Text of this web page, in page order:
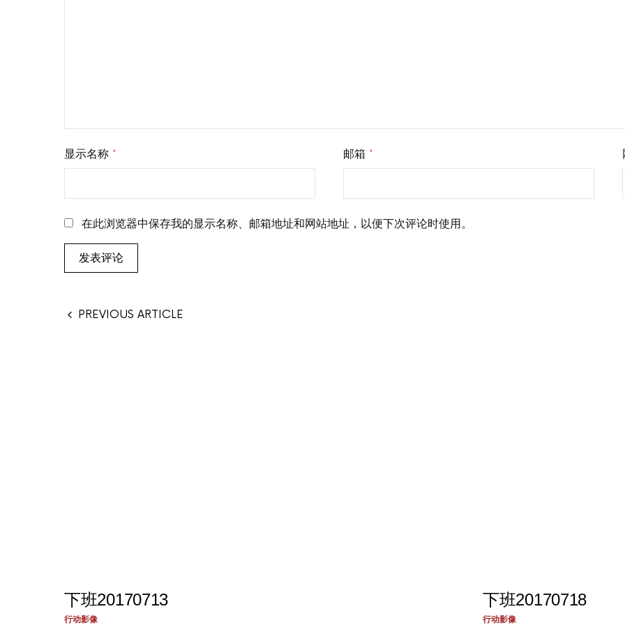
显示名称 * 邮箱 *
在此浏览器中保存我的显示名称、邮箱地址和网站地址，以便下次评论时使用。
PREVIOUS ARTICLE
下班20170713
行动影像
下班20170718
行动影像